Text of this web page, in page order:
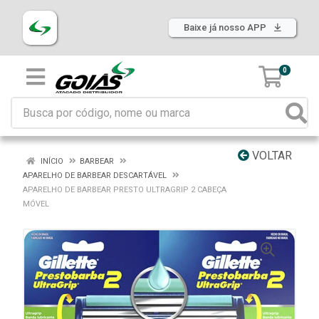
Baixe já nosso APP
0
VOLTAR
INÍCIO
BARBEAR
APARELHO DE BARBEAR DESCARTÁVEL
APARELHO DE BARBEAR PRESTO ULTRAGRIP 2 CABEÇA
MÓVEL